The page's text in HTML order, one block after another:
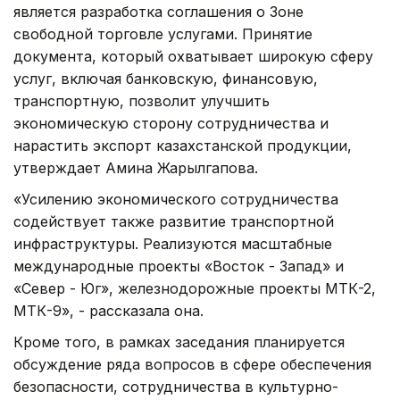
является разработка соглашения о Зоне
свободной торговле услугами. Принятие
документа, который охватывает широкую сферу
услуг, включая банковскую, финансовую,
транспортную, позволит улучшить
экономическую сторону сотрудничества и
нарастить экспорт казахстанской продукции,
утверждает Амина Жарылгапова.
«Усилению экономического сотрудничества
содействует также развитие транспортной
инфраструктуры. Реализуются масштабные
международные проекты «Восток - Запад» и
«Север - Юг», железнодорожные проекты МТК-2,
МТК-9», - рассказала она.
Кроме того, в рамках заседания планируется
обсуждение ряда вопросов в сфере обеспечения
безопасности, сотрудничества в культурно-